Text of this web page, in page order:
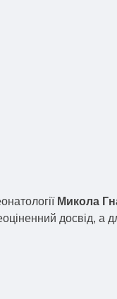
Микола
досвід,